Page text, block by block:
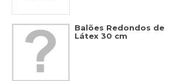
Balões Redondos de
Látex 30 cm